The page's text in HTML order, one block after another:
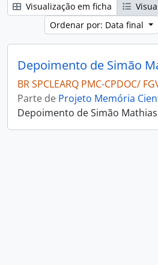
Visualização em ficha
Ordenar por: Data final
Depoimento de Simão
BR SPCLEARQ PMC-CPDOC/
Parte de Projeto Memória
Depoimento de Simão